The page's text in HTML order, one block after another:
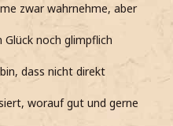
zwar wahrnehme, aber
noch glimpflich
dass nicht direkt
worauf gut und gerne